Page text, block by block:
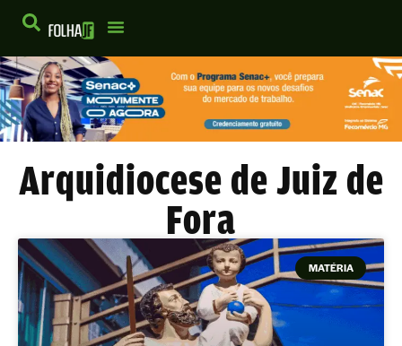
Arquidiocese de Juiz de
Fora
MATÉRIA